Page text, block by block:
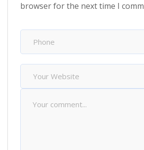
browser for the next time I